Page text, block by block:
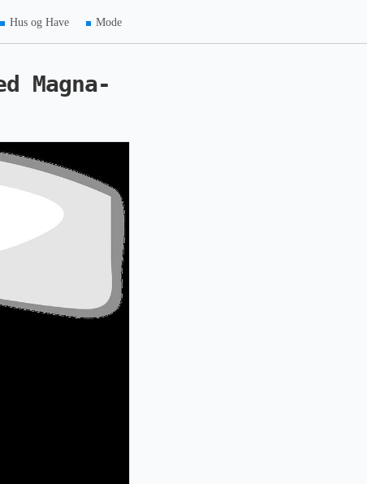
Hus og Have Mode
Magna-